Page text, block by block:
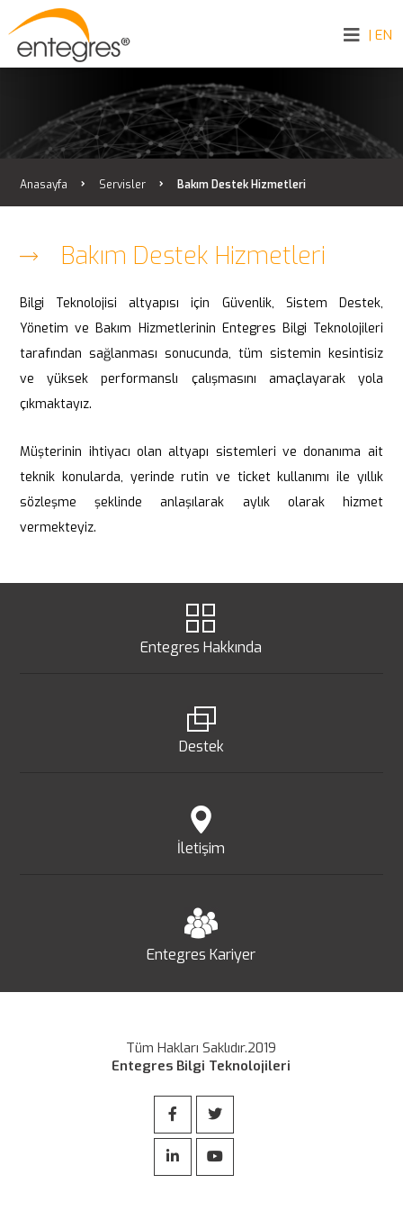
| EN
Anasayfa Servisler Bakım Destek Hizmetleri
Bakım Destek Hizmetleri
Bilgi Teknolojisi altyapısı için Güvenlik, Sistem Destek,
Yönetim ve Bakım Hizmetlerinin Entegres Bilgi Teknolojileri
tarafından sağlanması sonucunda, tüm sistemin kesintisiz
ve yüksek performanslı çalışmasını amaçlayarak yola
çıkmaktayız.
Müşterinin ihtiyacı olan altyapı sistemleri ve donanıma ait
teknik konularda, yerinde rutin ve ticket kullanımı ile yıllık
sözleşme şeklinde anlaşılarak aylık olarak hizmet
vermekteyiz.
Entegres Hakkında
Destek
İletişim
Entegres Kariyer
Tüm Hakları Saklıdır.2019
Entegres Bilgi Teknolojileri